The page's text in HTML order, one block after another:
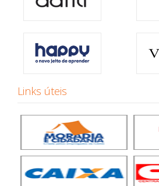
Links úteis